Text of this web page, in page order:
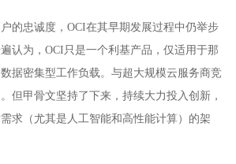
的忠诚度，OCI在其早期发展过程中仍举步
认为，OCI只是一个利基产品，仅适用于那
据密集型工作负载。与超大规模云服务商竞
但甲骨文坚持了下来，持续大力投入创新，
求（尤其是人工智能和高性能计算）的架